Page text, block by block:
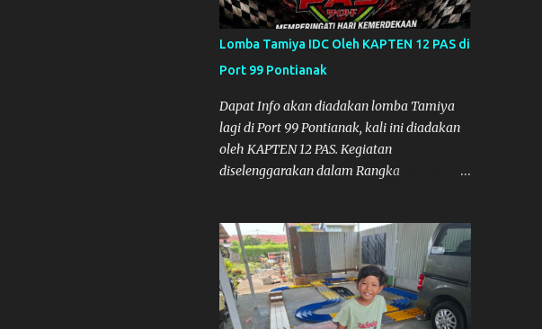
mau main ke Agus Tamiya dulu sebenarnya,
tapi karena mepet waktu, jadi lebih banyak
main disini. Oiya, untuk lomba ini lokasinya
adalah di Port 99 Kota Pontianak. Pamflet
Lomba Tamiya Oiya sebagai Informasi,
Saya dan Muzkha baru pertama kali main
disini. ya hitungannya saya sebagai new
comer lah :) Coach Dilla lagi setting
Lomba Tamiya IDC Oleh KAPTEN 12 PAS di
Port 99 Pontianak
Dapat Info akan diadakan lomba Tamiya
lagi di Port 99 Pontianak, kali ini diadakan
oleh KAPTEN 12 PAS. Kegiatan
diselenggarakan dalam Rangka
tanggal 22 hingga 23 Agustus 2026. Ya
Semoga Muzkha dan Saya dapat
menghadiri Kegiatan tersebut. Amiin.